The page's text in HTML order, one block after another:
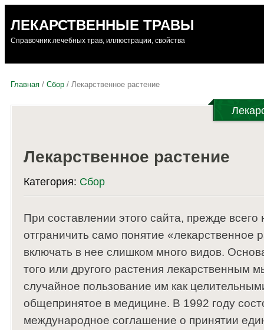
ЛЕКАРСТВЕННЫЕ ТРАВЫ
Справочник лечебных трав, иллюстрации, свойства
Главная / Сбор / Лекарственное растение
Лекарственное растение
Категория: Сбор
При составлении этого сайта, прежде
отграничить само понятие «лекарственное
включать в нее слишком много видов.
того или другого растения лекарственным
случайное пользование им как
общепринятое в медицине. В 1992 году
международное соглашение о принятии